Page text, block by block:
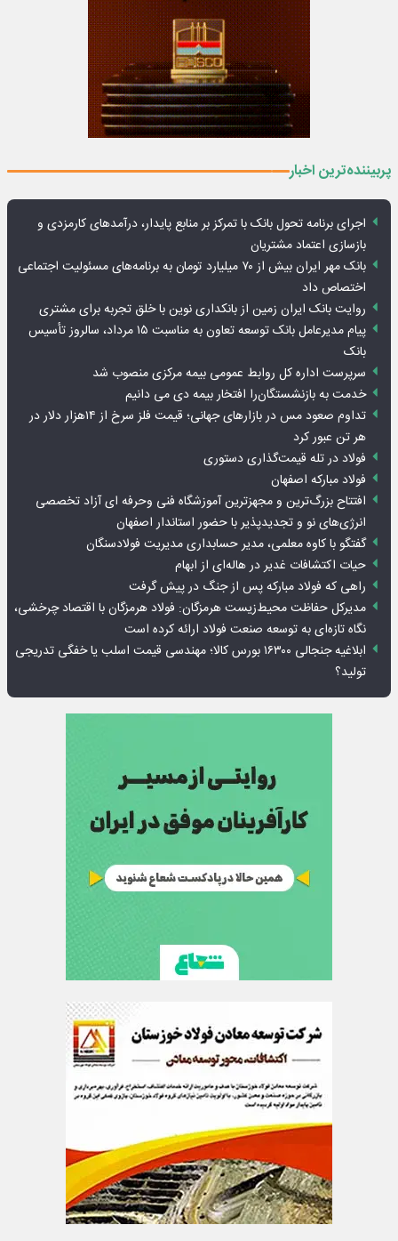
پربیننده‌ترین اخبار
اجرای برنامه تحول بانک با تمرکز بر منابع پایدار، درآمدهای کارمزدی و
بازسازی اعتماد مشتریان
بانک مهر ایران بیش از ۷۰ میلیارد تومان به برنامه‌های مسئولیت اجتماعی
اختصاص داد
روایت بانک ایران زمین از بانکداری نوین با خلق تجربه برای مشتری
پیام مدیرعامل بانک توسعه تعاون به مناسبت ۱۵ مرداد، سالروز تأسیس
بانک
سرپرست اداره کل روابط عمومی بیمه مرکزی منصوب شد
خدمت به بازنشستگان‌را افتخار بیمه دی می دانیم
تداوم صعود مس در بازارهای جهانی؛ قیمت فلز سرخ از ۱۴هزار دلار در
هر تن عبور کرد
فولاد در تله قیمت‌گذاری دستوری
فولاد مبارکه اصفهان
افتتاح بزرگ‌ترین و مجهزترین آموزشگاه فنی وحرفه ای آزاد تخصصی
انرژی‌های نو و تجدیدپذیر با حضور استاندار اصفهان
گفتگو با کاوه معلمی، مدیر حسابداری مدیریت فولادسنگان
حیات اکتشافات غدیر در هاله‌ای از ابهام
راهی که فولاد مبارکه پس از جنگ در پیش گرفت
مدیرکل حفاظت محیط‌زیست هرمزگان: فولاد هرمزگان با اقتصاد چرخشی،
نگاه تازه‌ای به توسعه صنعت فولاد ارائه کرده است
ابلاغیه جنجالی ۱۶۳۰۰ بورس کالا؛ مهندسی قیمت اسلب یا خفگی تدریجی
تولید؟